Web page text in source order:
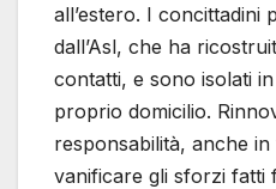
all’estero. I concittadini
dall’Asl, che ha
contatti, e sono isolati
proprio domicilio.
responsabilità, anche
vanificare gli sforzi fatti